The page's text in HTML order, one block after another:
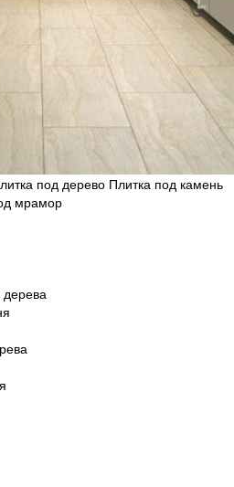
под дерево Плитка под камень
мрамор